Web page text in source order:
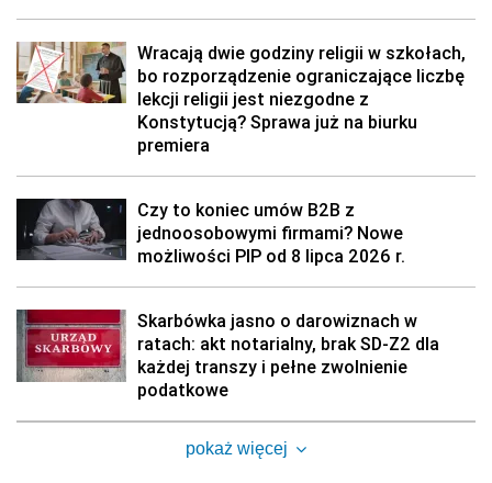
Wracają dwie godziny religii w szkołach,
bo rozporządzenie ograniczające liczbę
lekcji religii jest niezgodne z
Konstytucją? Sprawa już na biurku
premiera
Czy to koniec umów B2B z
jednoosobowymi firmami? Nowe
możliwości PIP od 8 lipca 2026 r.
Skarbówka jasno o darowiznach w
ratach: akt notarialny, brak SD-Z2 dla
każdej transzy i pełne zwolnienie
podatkowe
pokaż więcej